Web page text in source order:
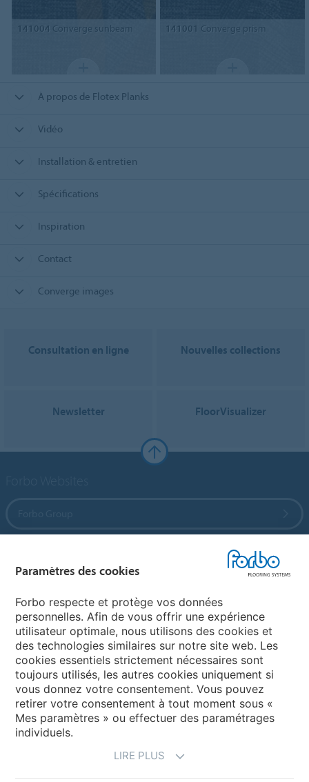
141004 Converge sunbeam 141001 Converge prism
À propos de Flotex Planks
Vidéo
Installation & entretien
Spécifications
Inspiration
Contact
Converge images
Consultation en ligne Nouvelles collections
Newsletter FloorVisualizer
Sélectionnez un pays
Sélectionnez votre pays
Paramètres des cookies
Forbo respecte et protège vos données
personnelles. Afin de vous offrir une expérience
utilisateur optimale, nous utilisons des cookies et
des technologies similaires sur notre site web. Les
cookies essentiels strictement nécessaires sont
toujours utilisés, les autres cookies uniquement si
vous donnez votre consentement. Vous pouvez
retirer votre consentement à tout moment sous «
Mes paramètres » ou effectuer des paramétrages
individuels.
LIRE PLUS